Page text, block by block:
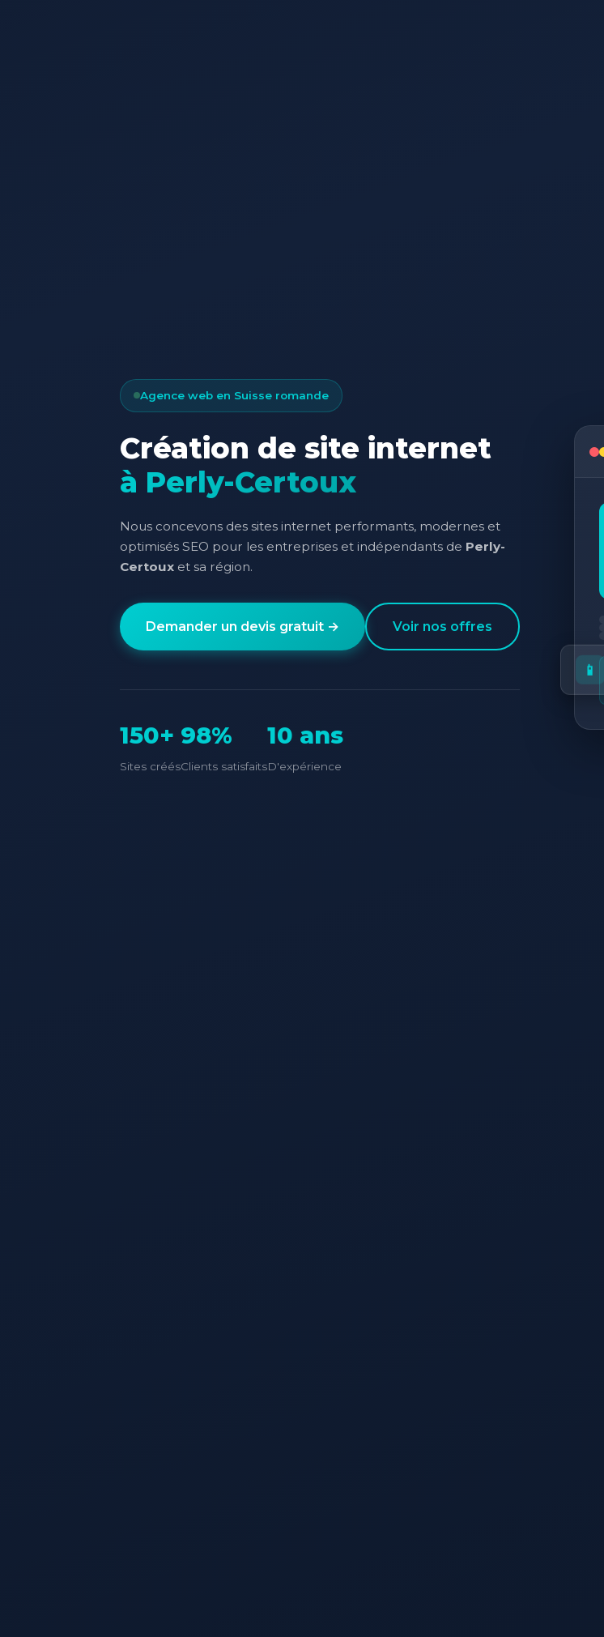
Agence web en Suisse romande
Création de site internet
à Perly-Certoux
Nous concevons des sites internet performants, modernes et
optimisés SEO pour les entreprises et indépendants de Perly-
Certoux et sa région.
Demander un devis gratuit → Voir nos offres
150+
Sites créés
98%
Clients satisfaits
10 ans
D'expérience
📱